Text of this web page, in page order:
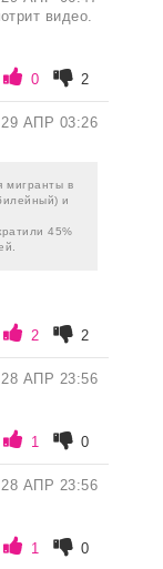
видео.
0 2
29 АПР 03:26
мигранты в
и
45%
2 2
28 АПР 23:56
1 0
28 АПР 23:56
1 0